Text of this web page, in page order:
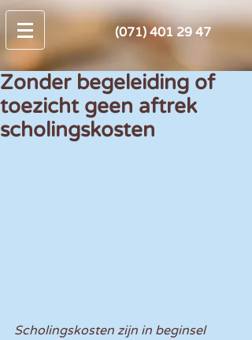
(071) 401 29 47
Zonder begeleiding of
toezicht geen aftrek
scholingskosten
Scholingskosten zijn in beginsel